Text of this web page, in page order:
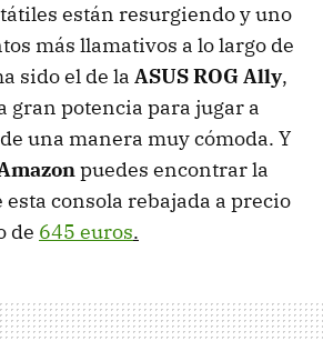
están resurgiendo y uno
más llamativos a lo largo de
sido el de la ASUS ROG Ally,
gran potencia para jugar a
una manera muy cómoda. Y
puedes encontrar la
consola rebajada a precio
de 645 euros.